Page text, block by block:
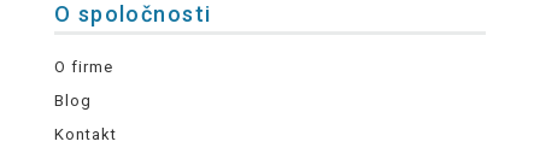
O spoločnosti
O firme
Blog
Kontakt